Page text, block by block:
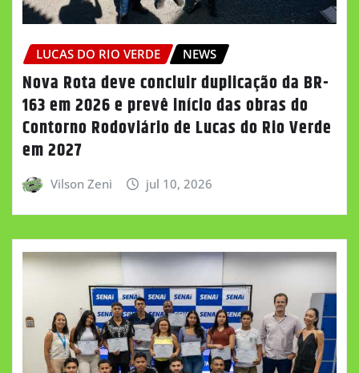
LUCAS DO RIO VERDE NEWS
Nova Rota deve concluir duplicação da BR-
163 em 2026 e prevê início das obras do
Contorno Rodoviário de Lucas do Rio Verde
em 2027
Vilson Zeni jul 10, 2026